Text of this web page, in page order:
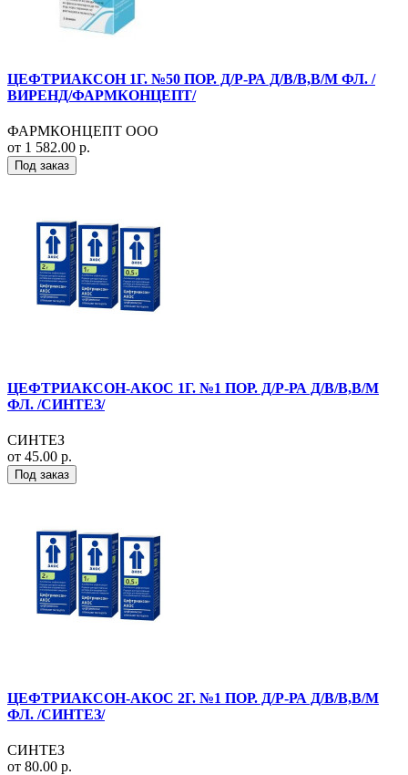
ЦЕФТРИАКСОН 1Г. №50 ПОР. Д/Р-РА Д/В/В,В/М ФЛ. /
ВИРЕНД/ФАРМКОНЦЕПТ/
ФАРМКОНЦЕПТ ООО
от 1 582.00 р.
Под заказ
ЦЕФТРИАКСОН-АКОС 1Г. №1 ПОР. Д/Р-РА Д/В/В,В/М
ФЛ. /СИНТЕЗ/
СИНТЕЗ
от 45.00 р.
Под заказ
ЦЕФТРИАКСОН-АКОС 2Г. №1 ПОР. Д/Р-РА Д/В/В,В/М
ФЛ. /СИНТЕЗ/
СИНТЕЗ
от 80.00 р.